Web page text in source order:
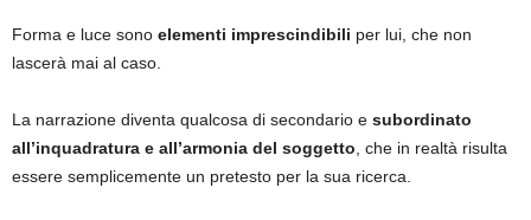
Forma e luce sono elementi imprescindibili per lui, che non
lascerà mai al caso.
La narrazione diventa qualcosa di secondario e subordinato
all’inquadratura e all’armonia del soggetto , che in realtà risulta
essere semplicemente un pretesto per la sua ricerca.